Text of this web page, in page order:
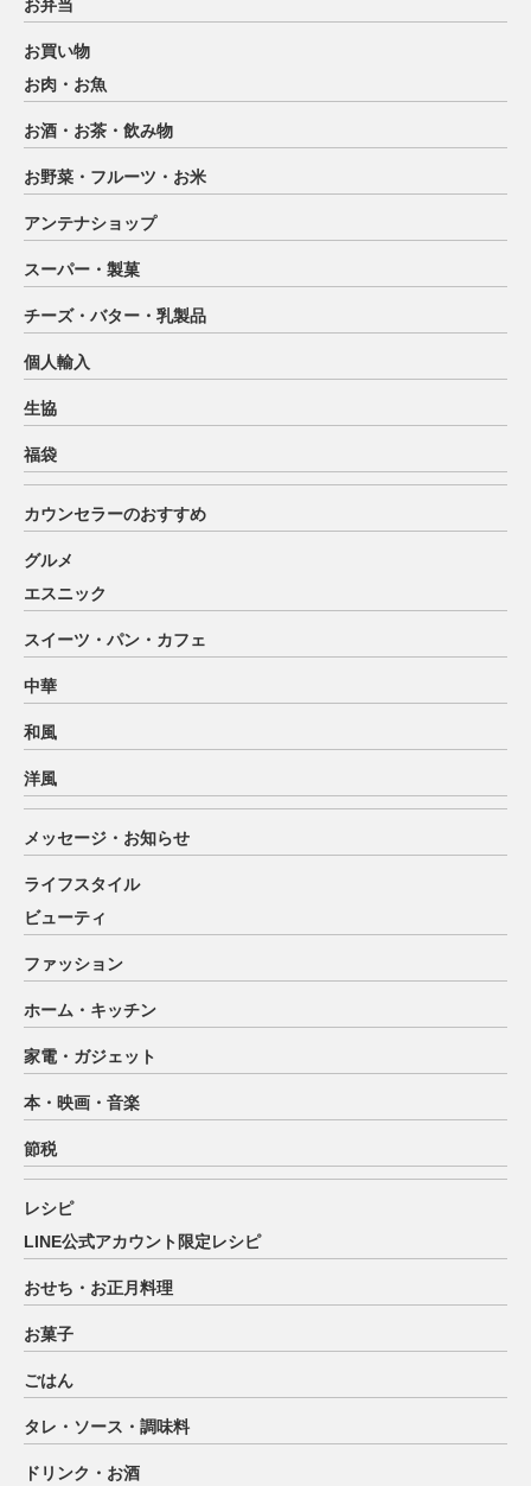
お弁当
お買い物
お肉・お魚
お酒・お茶・飲み物
お野菜・フルーツ・お米
アンテナショップ
スーパー・製菓
チーズ・バター・乳製品
個人輸入
生協
福袋
カウンセラーのおすすめ
グルメ
エスニック
スイーツ・パン・カフェ
中華
和風
洋風
メッセージ・お知らせ
ライフスタイル
ビューティ
ファッション
ホーム・キッチン
家電・ガジェット
本・映画・音楽
節税
レシピ
LINE公式アカウント限定レシピ
おせち・お正月料理
お菓子
ごはん
タレ・ソース・調味料
ドリンク・お酒